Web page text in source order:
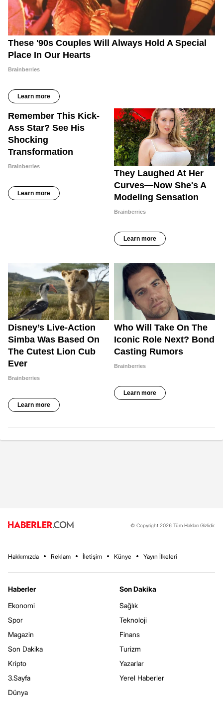
© Copyright 2026 Tüm Hakları Gizlidir.
Hakkımızda Reklam İletişim Künye Yayın İlkeleri
Haberler
Ekonomi
Spor
Magazin
Son Dakika
Kripto
3.Sayfa
Dünya
Son Dakika
Sağlık
Teknoloji
Finans
Turizm
Yazarlar
Yerel Haberler